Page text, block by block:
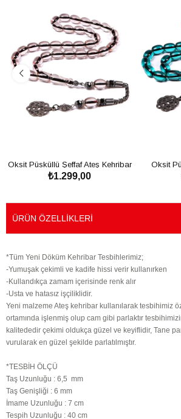
Oksit Püsküllü Şeffaf Ateş Kehribar
Tesbih
₺1.299,00
Oksit
ÜRÜN ÖZELLIKLERI
*Tüm Yeni Döküm Kehribar Tesbihlerimiz;
-Yumuşak çekimli ve kadife hissi verir kullanırken
-Kullandıkça zamam içerisinde renk alır
-Usta ve hatasız işçiliklidir.
Yeni malzeme Ateş kehribar kullanılarak tesbihimiz
ortamında işlenmiş olup cam gibi parlaktır
kalitededir çekimi oldukça güzel ve keyiflidir, Tane
vurularak en güzel şekilde parlatılmıştır.
*TESBİH ÖLÇÜ
Taş Uzunluğu : 6,5 mm
Taş Genişliği : 6 mm
İmame Uzunluğu : 7 cm
Tespih Uzunluğu : 40 cm